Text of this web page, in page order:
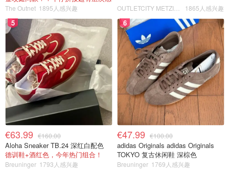
The Outnet 1895人感兴趣 1865人感兴趣
5
€63.99 €160.00
Aloha Sneaker TB.24 深红白配色
德训鞋+酒红色，今年热门组合！
Breuninger 1793人感兴趣
6
€47.99 €100.00
adidas Originals adidas Originals
TOKYO 复古休闲鞋 深棕色
Breuninger 1769人感兴趣